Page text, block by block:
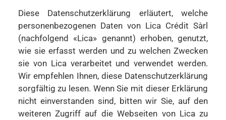
Diese Datenschutzerklärung erläutert, welche
personenbezogenen Daten von Lica Crédit Sàrl
(nachfolgend «Lica» genannt) erhoben, genutzt,
wie sie erfasst werden und zu welchen Zwecken
sie von Lica verarbeitet und verwendet werden.
Wir empfehlen Ihnen, diese Datenschutzerklärung
sorgfältig zu lesen. Wenn Sie mit dieser Erklärung
nicht einverstanden sind, bitten wir Sie, auf den
weiteren Zugriff auf die Webseiten von Lica zu